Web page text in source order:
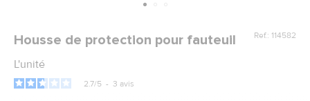
Housse de protection pour fauteuil
L'unité
Ref.: 114582
2.7/5 - 3 avis